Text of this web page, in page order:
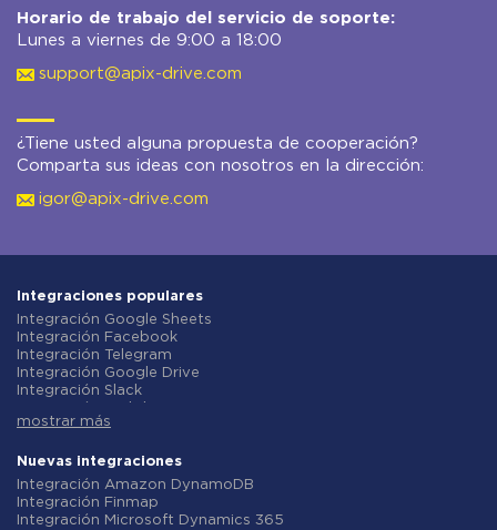
Horario de trabajo del servicio de soporte:
Lunes a viernes de 9:00 a 18:00
support@apix-drive.com
¿Tiene usted alguna propuesta de cooperación?
Comparta sus ideas con nosotros en la dirección:
igor@apix-drive.com
Integraciones populares
Integración Google Sheets
Integración Facebook
Integración Telegram
Integración Google Drive
Integración Slack
Integración Gmail
Integración ClickUp
Integración Airtable
Integración Google Contacts
Integración OpenAI (ChatGPT)
mostrar más
Nuevas integraciones
Integración Amazon DynamoDB
Integración Finmap
Integración Microsoft Dynamics 365